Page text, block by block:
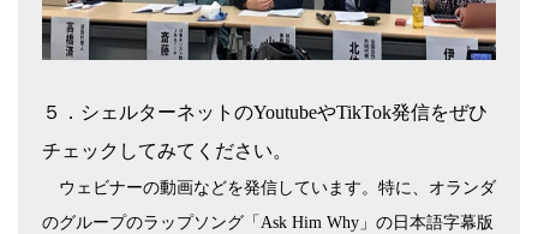
５．シェルターネットのYoutubeやTikTok発信をぜひ
チェックしてみてください。
ウェビナーの動画などを発信しています。特に、オランダ
のグループのラップソング「 Ask Him Why 」の日本語字幕版